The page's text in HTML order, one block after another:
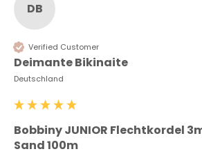
DB
Verified Customer
Deimante Bikinaite
Deutschland
Bobbiny JUNIOR Flechtkordel
Sand 100m